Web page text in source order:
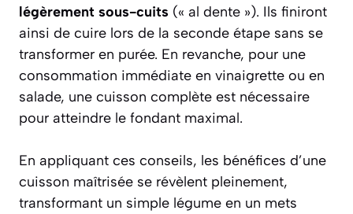
légèrement sous-cuits (« al dente »). Ils finiront
ainsi de cuire lors de la seconde étape sans se
transformer en purée. En revanche, pour une
consommation immédiate en vinaigrette ou en
salade, une cuisson complète est nécessaire
pour atteindre le fondant maximal.
En appliquant ces conseils, les bénéfices d’une
cuisson maîtrisée se révèlent pleinement,
transformant un simple légume en un mets